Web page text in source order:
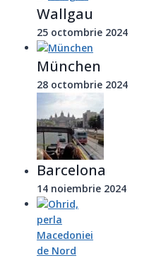
Wallgau
25 octombrie 2024
München
28 octombrie 2024
Barcelona
14 noiembrie 2024